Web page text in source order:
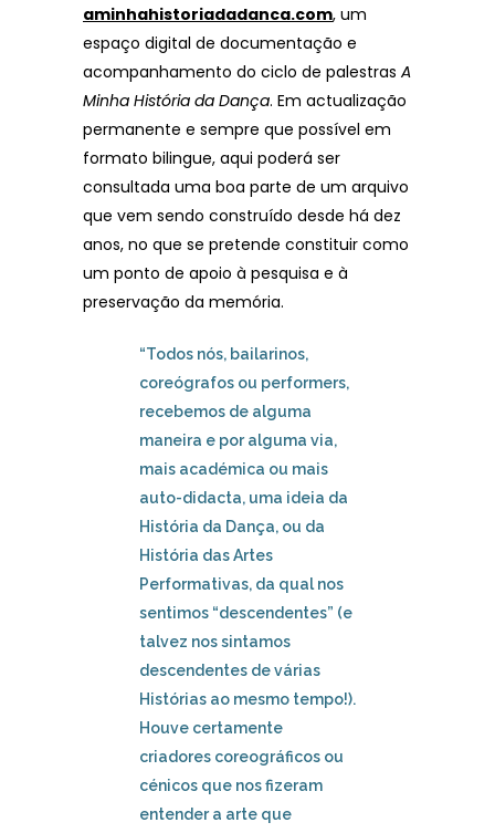
aminhahistoriadadanca.com, um
espaço digital de documentação e
acompanhamento do ciclo de palestras A
Minha História da Dança. Em actualização
permanente e sempre que possível em
formato bilingue, aqui poderá ser
consultada uma boa parte de um arquivo
que vem sendo construído desde há dez
anos, no que se pretende constituir como
um ponto de apoio à pesquisa e à
preservação da memória.
“Todos nós, bailarinos,
coreógrafos ou performers,
recebemos de alguma
maneira e por alguma via,
mais académica ou mais
auto-didacta, uma ideia da
História da Dança, ou da
História das Artes
Performativas, da qual nos
sentimos “descendentes” (e
talvez nos sintamos
descendentes de várias
Histórias ao mesmo tempo!).
Houve certamente
criadores coreográficos ou
cénicos que nos fizeram
entender a arte que